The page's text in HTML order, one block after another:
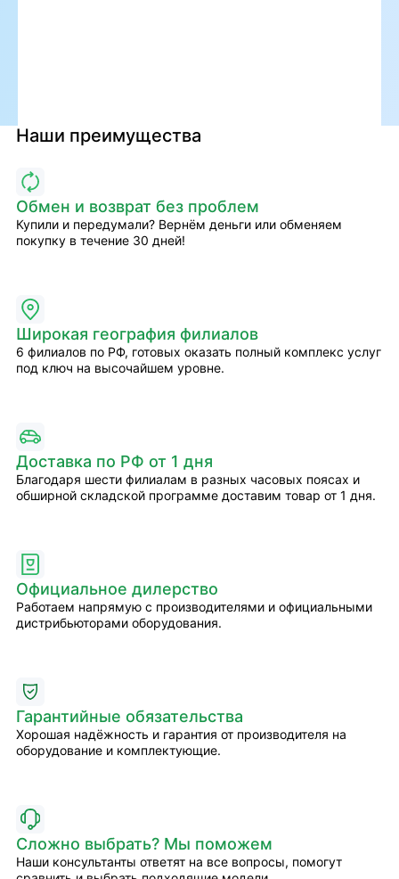
Наши преимущества
Обмен и возврат без проблем
Купили и передумали? Вернём деньги или обменяем
покупку в течение 30 дней!
Широкая география филиалов
6 филиалов по РФ, готовых оказать полный комплекс услуг
под ключ на высочайшем уровне.
Доставка по РФ от 1 дня
Благодаря шести филиалам в разных часовых поясах и
обширной складской программе доставим товар от 1 дня.
Официальное дилерство
Работаем напрямую с производителями и официальными
дистрибьюторами оборудования.
Гарантийные обязательства
Хорошая надёжность и гарантия от производителя на
оборудование и комплектующие.
Сложно выбрать? Мы поможем
Наши консультанты ответят на все вопросы, помогут